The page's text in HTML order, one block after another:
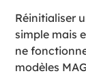
Réinitialiser
simple mais
ne
modèles